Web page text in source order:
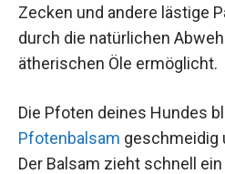
Zecken und andere lästige
durch die natürlichen
ätherischen Öle ermöglicht.
Die Pfoten deines Hundes
Pfotenbalsam geschmeidig
Der Balsam zieht schnell